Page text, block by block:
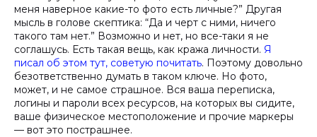
меня наверное какие-то фото есть личные?” Другая
мысль в голове скептика: “Да и черт с ними, ничего
такого там нет.” Возможно и нет, но все-таки я не
соглашусь. Есть такая вещь, как кража личности. Я
писал об этом тут, советую почитать. Поэтому довольно
безответственно думать в таком ключе. Но фото,
может, и не самое страшное. Вся ваша переписка,
логины и пароли всех ресурсов, на которых вы сидите,
ваше физическое местоположение и прочие маркеры
— вот это пострашнее.